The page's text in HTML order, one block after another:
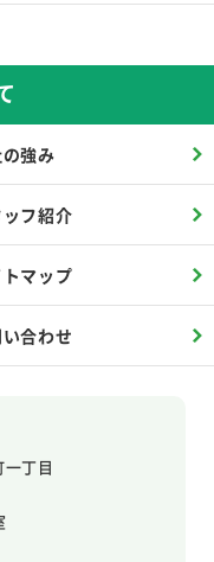
丁目
強み
フ紹介
マップ
合わせ